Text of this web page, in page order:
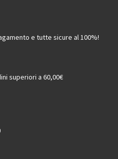
e tutte sicure al 100%!
superiori a 60,00€